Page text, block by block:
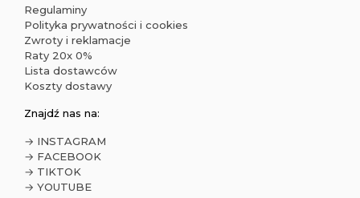
Regulaminy
Polityka prywatności i cookies
Zwroty i reklamacje
Raty 20x 0%
Lista dostawców
Koszty dostawy
Znajdź nas na:
→ INSTAGRAM
→ FACEBOOK
→ TIKTOK
→ YOUTUBE